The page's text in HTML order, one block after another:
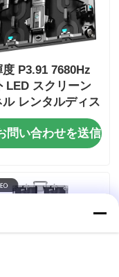
P3.91 7680Hz
LED スクリーン
ル レンタルディス
イ イベントおよび
用問い合わせを送信